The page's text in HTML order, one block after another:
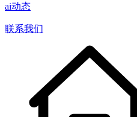
ai动态
联系我们